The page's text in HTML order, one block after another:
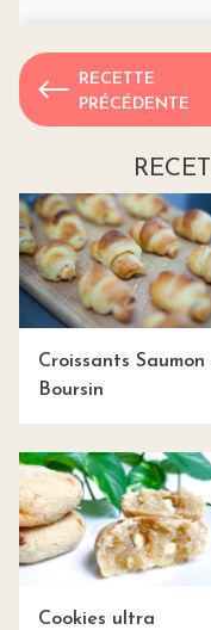
RECETTE
PRÉCÉDENTE
Croissants Saumon
Boursin
Cookies ultra